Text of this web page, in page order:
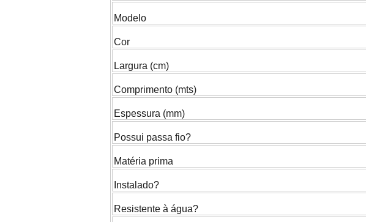
Modelo
Cor
Largura (cm)
Comprimento (mts)
Espessura (mm)
Possui passa fio?
Matéria prima
Instalado?
Resistente à água?